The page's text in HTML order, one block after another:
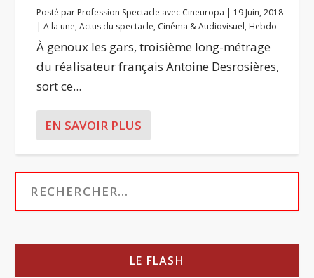
Posté par Profession Spectacle avec Cineuropa | 19 Juin, 2018
|A la une,Actus du spectacle, Cinéma & Audiovisuel, Hebdo
À genoux les gars, troisième long-métrage
du réalisateur français Antoine Desrosières,
sort ce...
EN SAVOIR PLUS
LE FLASH